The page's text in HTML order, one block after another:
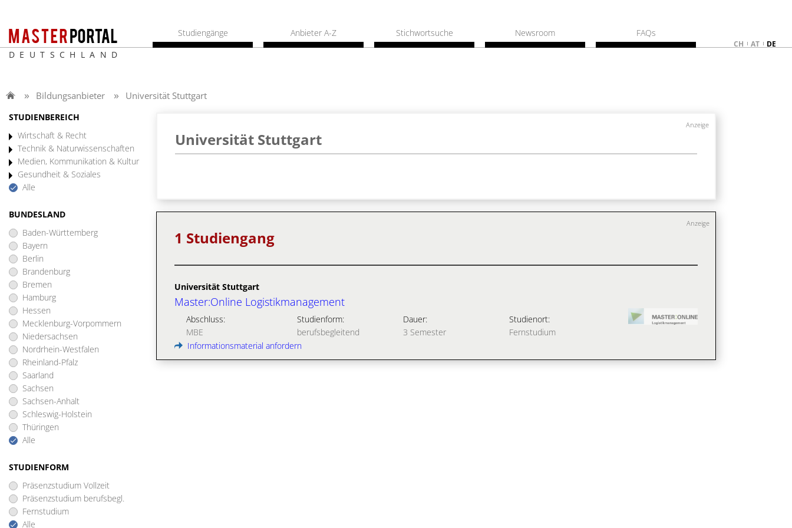
DEUTSCHLAND
CH AT DE
Bildungsanbieter Universität Stuttgart
STUDIENBEREICH
Wirtschaft & Recht
Technik & Naturwissenschaften
Medien, Kommunikation & Kultur
Gesundheit & Soziales
Alle
BUNDESLAND
Baden-Württemberg
Bayern
Berlin
Brandenburg
Bremen
Hamburg
Hessen
Mecklenburg-Vorpommern
Niedersachsen
Nordrhein-Westfalen
Rheinland-Pfalz
Saarland
Sachsen
Sachsen-Anhalt
Schleswig-Holstein
Thüringen
Alle
STUDIENFORM
Präsenzstudium Vollzeit
Präsenzstudium berufsbegl.
Fernstudium
Alle
Anzeige
Universität Stuttgart
Anzeige
1 Studiengang
Universität Stuttgart
Master:Online Logistikmanagement
Abschluss:
MBE
Studienform:
berufsbegleitend
Dauer:
3 Semester
Studienort:
Fernstudium
Informationsmaterial anfordern
Studiengänge Anbieter A-Z Stichwortsuche Newsroom FAQs